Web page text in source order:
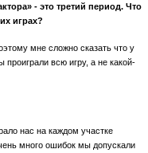
- это третий период. Что
играх?
мне сложно сказать что у
всю игру, а не какой-
нас на каждом участке
много ошибок мы допускали